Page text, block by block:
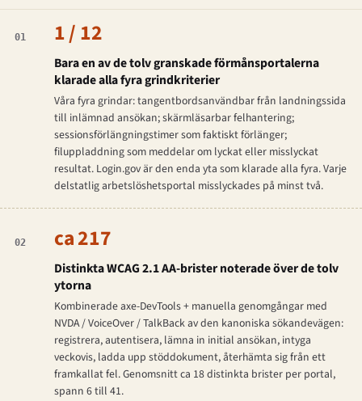
01 1 / 12
Bara en av de tolv granskade förmånsportalerna
klarade alla fyra grindkriterier
Våra fyra grindar: tangentbordsanvändbar från landningssida
till inlämnad ansökan; skärmläsarbar felhantering;
sessionsförlängningstimer som faktiskt förlänger;
filuppladdning som meddelar om lyckat eller misslyckat
resultat. Login.gov är den enda yta som klarade alla fyra. Varje
delstatlig arbetslöshetsportal misslyckades på minst två.
02 ca 217
Distinkta WCAG 2.1 AA-brister noterade över de tolv
ytorna
Kombinerade axe-DevTools + manuella genomgångar med
NVDA / VoiceOver / TalkBack av den kanoniska sökandevägen:
registrera, autentisera, lämna in initial ansökan, intyga
veckovis, ladda upp stöddokument, återhämta sig från ett
framkallat fel. Genomsnitt ca 18 distinkta brister per portal,
spann 6 till 41.